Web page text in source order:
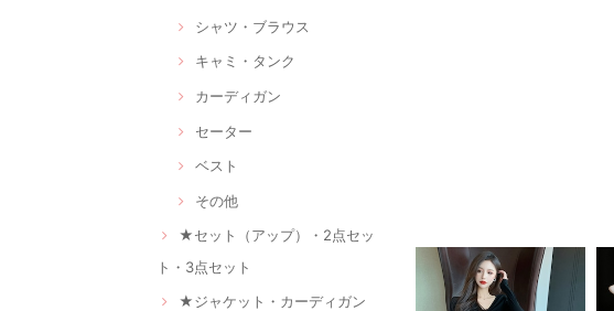
シャツ・ブラウス
キャミ・タンク
カーディガン
セーター
ベスト
その他
★セット（アップ）・2点セッ
ト・3点セット
★ジャケット・カーディガン